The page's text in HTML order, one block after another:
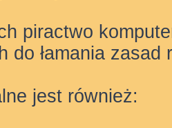
piractwo
do łamania zasad
jest również: